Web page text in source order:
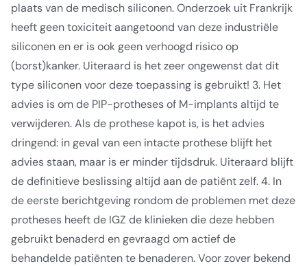
plaats van de medisch siliconen. Onderzoek uit Frankrijk
heeft geen toxiciteit aangetoond van deze industriële
siliconen en er is ook geen verhoogd risico op
(borst)kanker. Uiteraard is het zeer ongewenst dat dit
type siliconen voor deze toepassing is gebruikt! 3. Het
advies is om de PIP-protheses of M-implants altijd te
verwijderen. Als de prothese kapot is, is het advies
dringend: in geval van een intacte prothese blijft het
advies staan, maar is er minder tijdsdruk. Uiteraard blijft
de definitieve beslissing altijd aan de patiënt zelf. 4. In
de eerste berichtgeving rondom de problemen met deze
protheses heeft de IGZ de klinieken die deze hebben
gebruikt benaderd en gevraagd om actief de
behandelde patiënten te benaderen. Voor zover bekend